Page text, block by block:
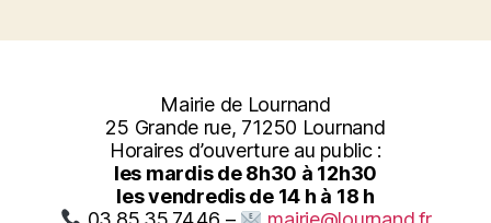
Mairie de Lournand
25 Grande rue, 71250 Lournand
Horaires d’ouverture au public :
les mardis de 8h30 à 12h30
les vendredis de 14 h à 18 h